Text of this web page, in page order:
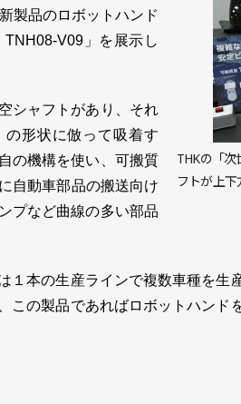
THKの「次
フトが上
製品のロボットハンド
TNH08-V09」を展示し
シャフトがあり、それ
の形状に倣って吸着す
の機構を使い、可搬質
自動車部品の搬送向け
プなど曲線の多い部品
本の生産ラインで複数車種を生
この製品であればロボットハンド